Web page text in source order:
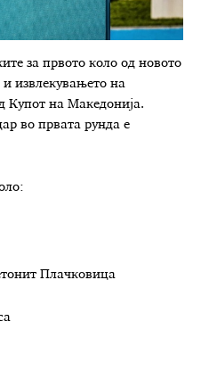
за првото коло од новото
извлекувањето на
Купот на Македонија.
во првата рунда е
Плачковица